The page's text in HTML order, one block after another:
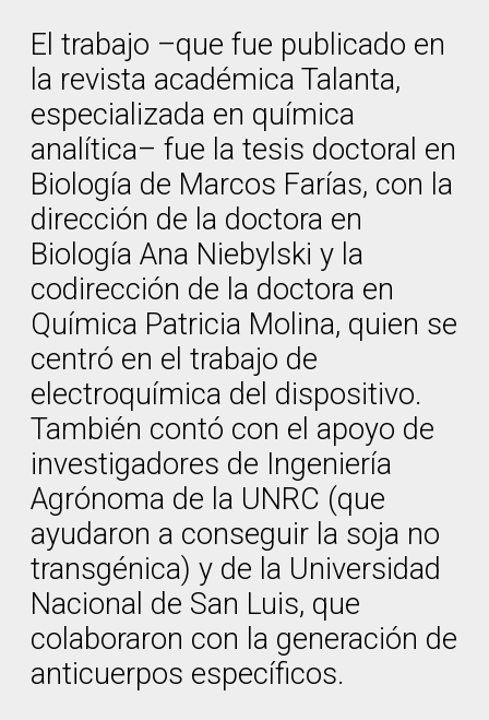
El trabajo –que fue publicado en
la revista académica Talanta,
especializada en química
analítica– fue la tesis doctoral en
Biología de Marcos Farías, con la
dirección de la doctora en
Biología Ana Niebylski y la
codirección de la doctora en
Química Patricia Molina, quien se
centró en el trabajo de
electroquímica del dispositivo.
También contó con el apoyo de
investigadores de Ingeniería
Agrónoma de la UNRC (que
ayudaron a conseguir la soja no
transgénica) y de la Universidad
Nacional de San Luis, que
colaboraron con la generación de
anticuerpos específicos.